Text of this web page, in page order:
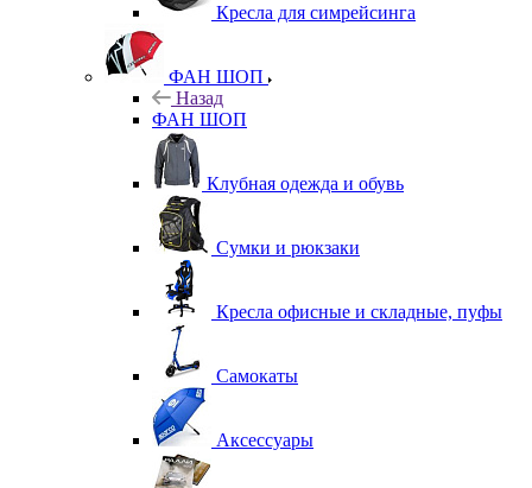
Кресла для симрейсинга
ФАН ШОП
Назад
ФАН ШОП
Клубная одежда и обувь
Сумки и рюкзаки
Кресла офисные и складные, пуфы
Самокаты
Аксессуары